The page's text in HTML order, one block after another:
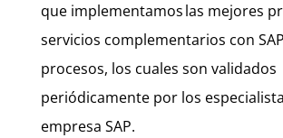
que implementamos las mejores
servicios complementarios con
procesos, los cuales son validados
periódicamente por los
empresa SAP.